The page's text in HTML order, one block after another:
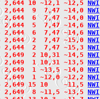
2,644 10 ~12,1 ~12,5 NWI
2,644  9  7,47 ~14,0 NWI
2,644  6  7,47 ~14,0 NWI
2,644  5  7,47 ~14,6 NWI
2,644  6  7,47 ~14,6 NWI
2,644  2  7,47 ~15,0 NWI
2,644  2  7,47 ~15,3 NWI
2 10,31 ~14,5 NWI
1 10,31 ~13,5 NWI
1 ~13,5 ~14,0 NWI
2,649  1 ~12,0 ~12,2
NWI
2,649 15 10    ~11,5 NWI
2,649  8 ~11,5 ~13,5 NWI